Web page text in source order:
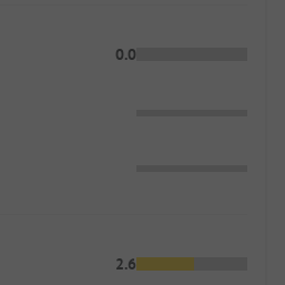
0.0
2.6